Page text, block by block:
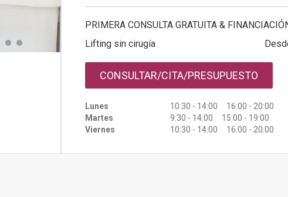
PRIMERA CONSULTA GRATUITA &
Lifting sin cirugía
CONSULTAR/CITA/PRESUPUESTO
Lunes
10:30 - 14:00 16:00 - 20:00
Martes
9:30 - 14:00 15:00 - 19:00
Viernes
10:30 - 14:00 16:00 - 20:00